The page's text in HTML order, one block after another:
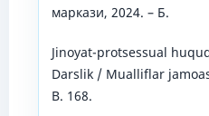
маркази, 2024. – Б.
Jinoyat-protsessual
Darslik / Mualliflar
B. 168.